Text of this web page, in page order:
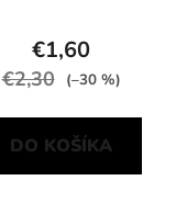
€1,60
€2,30 (–30 %)
DO KOŠÍKA